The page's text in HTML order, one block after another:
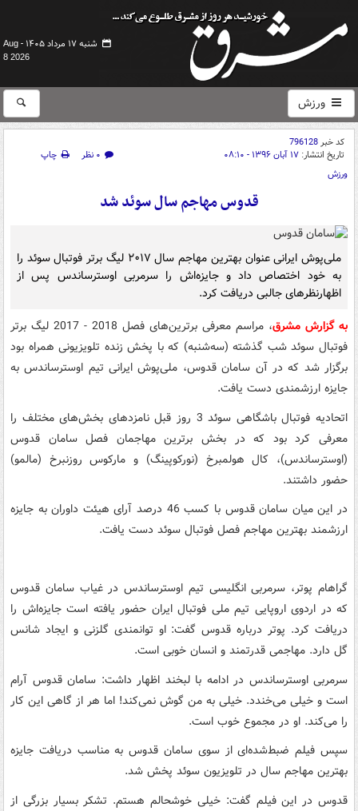
شنبه ۱۷ مرداد ۱۴۰۵ -
Aug
8 2026
ورزش
کد خبر796128
تاریخ انتشار: ۱۷ آبان ۱۳۹۶ - ۰۸:۱۰ ۰ نظر
چاپ
ورزش
قدوس مهاجم سال سوئد شد
ملی‌پوش ایرانی عنوان بهترین مهاجم سال ۲۰۱۷ لیگ برتر فوتبال سوئد را
به خود اختصاص داد و جایزه‌اش را سرمربی اوسترساندس پس از
اظهارنظرهای جالبی دریافت کرد.
به گزارش مشرق
، مراسم معرفی برترین‌های فصل 2018 - 2017 لیگ برتر
فوتبال سوئد شب گذشته (سه‌شنبه) که با پخش‌ زنده تلویزیونی همراه بود
برگزار شد که در آن سامان قدوس، ملی‌پوش ایرانی تیم اوسترساندس به
جایزه ارزشمندی دست یافت.
اتحادیه فوتبال باشگاهی سوئد 3 روز قبل نامزدهای بخش‌های مختلف را
معرفی کرد بود که در بخش برترین مهاجمان فصل سامان قدوس
(اوسترساندس)، کال هولمبرخ (نورکوپینگ) و مارکوس روزنبرخ (مالمو)
حضور داشتند.
در این میان سامان قدوس با کسب 46 درصد آرای هیئت داوران به جایزه
ارزشمند بهترین مهاجم فصل فوتبال سوئد دست یافت.
گراهام پوتر، سرمربی انگلیسی تیم اوسترساندس در غیاب سامان قدوس
که در اردوی اروپایی تیم ملی فوتبال ایران حضور یافته است جایزه‌اش را
دریافت کرد. پوتر درباره قدوس گفت: او توانمندی گلزنی و ایجاد شانس
گل دارد. مهاجمی قدرتمند و انسان خوبی است.
سرمربی اوسترساندس در ادامه با لبخند اظهار داشت: سامان قدوس آرام
است و خیلی می‌خندد. خیلی به من گوش نمی‌کند! اما هر از گاهی این کار
را می‌کند. او در مجموع خوب است.
سپس فیلم ضبط‌شده‌ای از سوی سامان قدوس به مناسب دریافت جایزه
بهترین مهاجم سال در تلویزیون سوئد پخش شد.
قدوس در این فیلم گفت: خیلی خوشحالم هستم. تشکر بسیار بزرگی از